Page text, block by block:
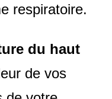
respiratoire.
du haut
de vos